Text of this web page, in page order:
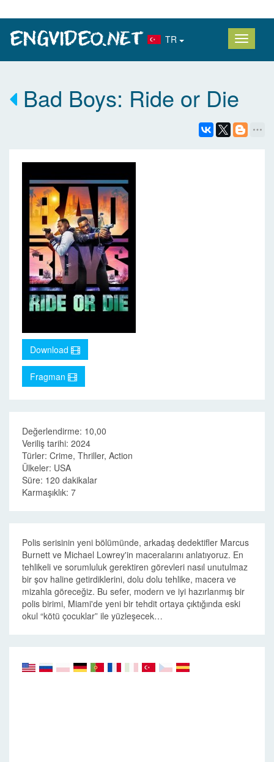
TR
Bad Boys: Ride or Die
Download
Fragman
Değerlendirme: 10,00
Veriliş tarihi: 2024
Türler: Crime, Thriller, Action
Ülkeler: USA
Süre: 120 dakikalar
Karmaşıklık: 7
Polis serisinin yeni bölümünde, arkadaş dedektifler Marcus
Burnett ve Michael Lowrey'in maceralarını anlatıyoruz. En
tehlikeli ve sorumluluk gerektiren görevleri nasıl unutulmaz
bir şov haline getirdiklerini, dolu dolu tehlike, macera ve
mizahla göreceğiz. Bu sefer, modern ve iyi hazırlanmış bir
polis birimi, Miami'de yeni bir tehdit ortaya çıktığında eski
okul “kötü çocuklar” ile yüzleşecek…